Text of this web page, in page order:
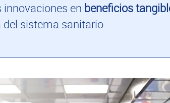
en beneficios
sistema sanitario.